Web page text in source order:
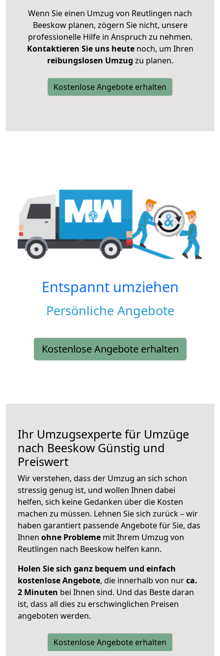
Wenn Sie einen Umzug von Reutlingen nach
Beeskow planen, zögern Sie nicht, unsere
professionelle Hilfe in Anspruch zu nehmen.
Kontaktieren Sie uns heutenoch, um Ihren
reibungslosen Umzug zu planen.
Kostenlose Angebote erhalten
Entspannt umziehen
Persönliche Angebote
Kostenlose Angebote erhalten
Ihr Umzugsexperte für Umzüge
nach Beeskow Günstig und
Preiswert
Wir verstehen, dass der Umzug an sich schon
stressig genug ist, und wollen Ihnen dabei
helfen, sich keine Gedanken über die Kosten
machen zu müssen. Lehnen Sie sich zurück – wir
haben garantiert passende Angebote für Sie, das
Ihnen ohne Probleme mit Ihrem Umzug von
Reutlingen nach Beeskow helfen kann.
Holen Sie sich ganz bequem und einfach
kostenlose Angebote, die innerhalb von nurca.
2 Minuten bei Ihnen sind. Und das Beste daran
ist, dass all dies zu erschwinglichen Preisen
angeboten werden.
Kostenlose Angebote erhalten